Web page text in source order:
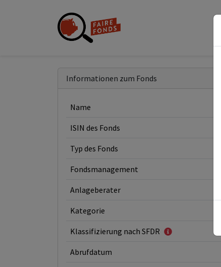
Informationen zum Fonds
Name
ISIN des Fonds
Typ des Fonds
Fondsmanagement
Anlageberater
Kategorie
Klassifizierung nach SFDR
Abrufdatum